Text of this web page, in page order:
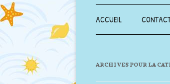
ACCUEIL
ARCHIVES POUR LA